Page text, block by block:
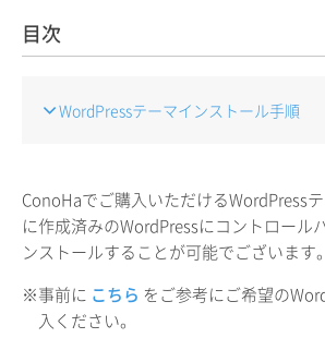
目次
WordPressテーマインストール手順
ConoHaでご購入いただけるWordPress
に作成済みのWordPressにコントロール
ンストールすることが可能でございます。
※事前に こちら をご参考にご希望の
入ください。